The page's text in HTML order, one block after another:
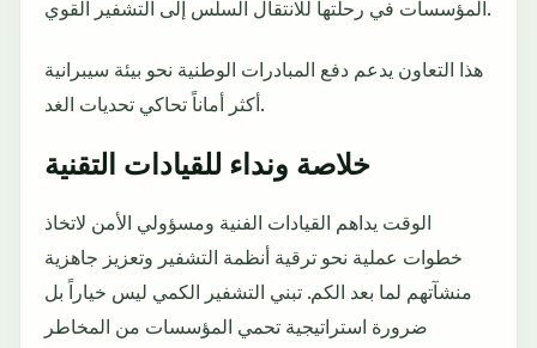
المؤسسات في رحلتها للانتقال السلس إلى التشفير القوي.
هذا التعاون يدعم دفع المبادرات الوطنية نحو بيئة سيبرانية
أكثر أماناً تحاكي تحديات الغد.
خلاصة ونداء للقيادات التقنية
الوقت يداهم القيادات الفنية ومسؤولي الأمن لاتخاذ
خطوات عملية نحو ترقية أنظمة التشفير وتعزيز جاهزية
منشآتهم لما بعد الكم. تبني التشفير الكمي ليس خياراً بل
ضرورة استراتيجية تحمي المؤسسات من المخاطر